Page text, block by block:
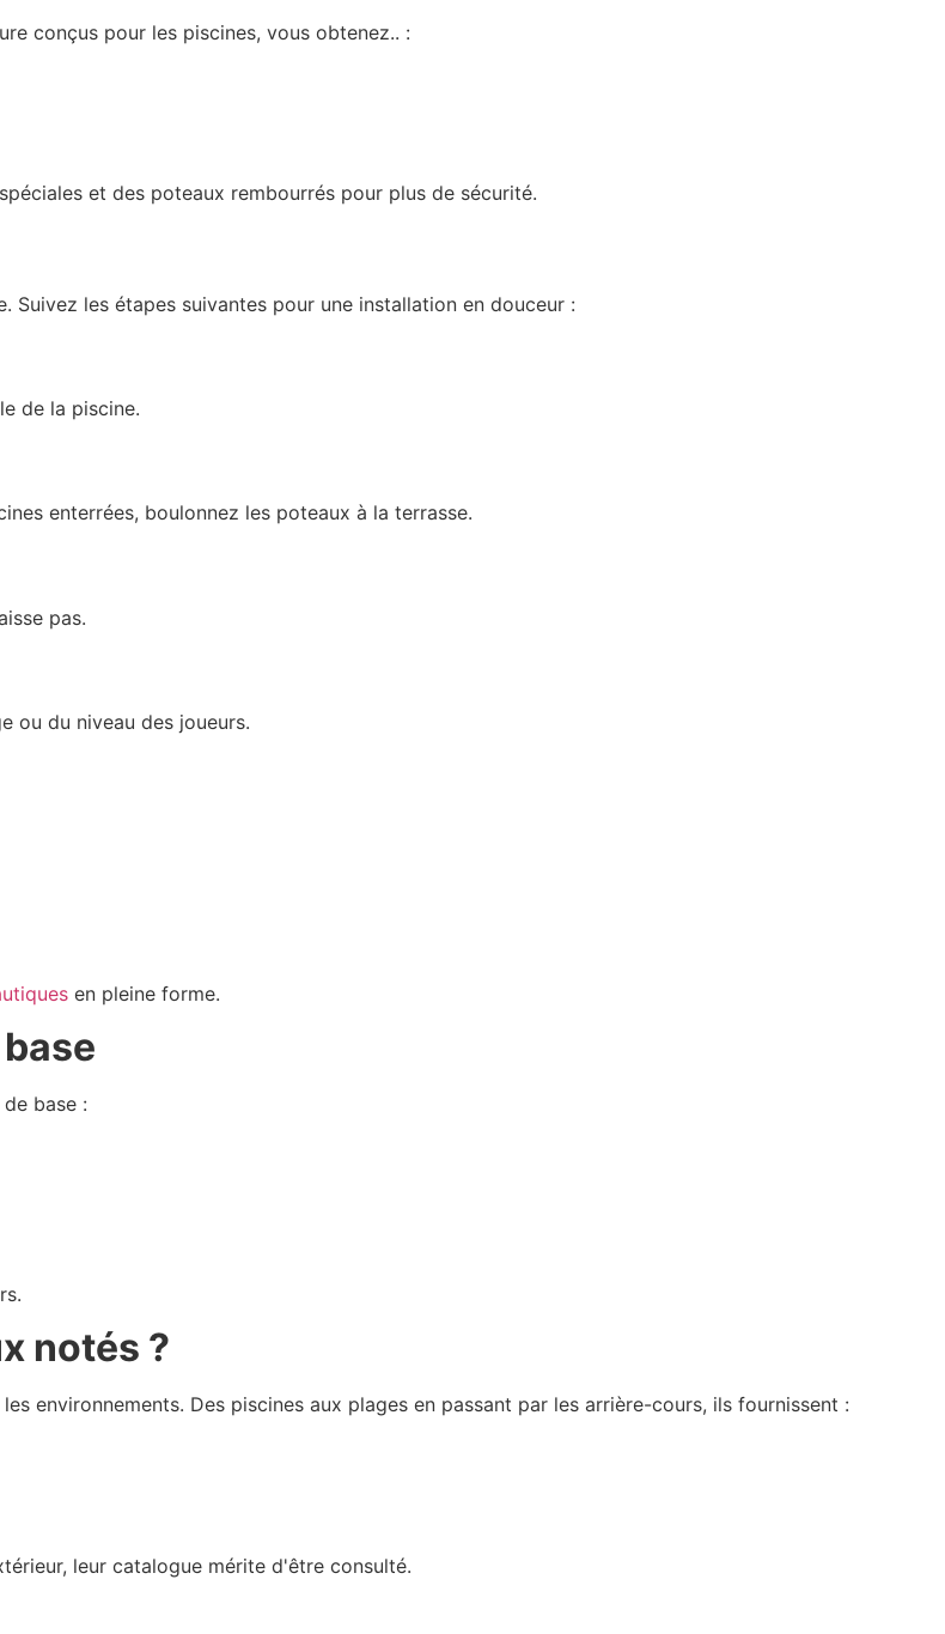
conçus pour les piscines, vous obtenez.. :
et des poteaux rembourrés pour plus de sécurité.
les étapes suivantes pour une installation en douceur :
de la piscine.
enterrées, boulonnez les poteaux à la terrasse.
pas.
ou du niveau des joueurs.
en pleine forme.
base :
notés ?
environnements. Des piscines aux plages en passant par les arrière-cours, ils fournissent :
leur catalogue mérite d'être consulté.